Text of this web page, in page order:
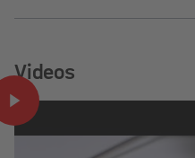
Videos